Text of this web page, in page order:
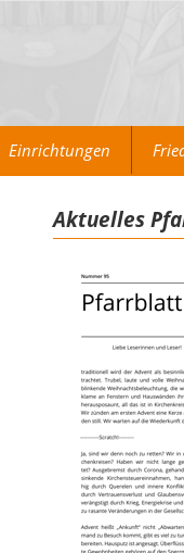
Einrichtungen
Aktuelles